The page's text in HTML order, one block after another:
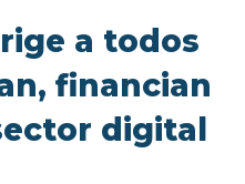
a todos
financian
digital